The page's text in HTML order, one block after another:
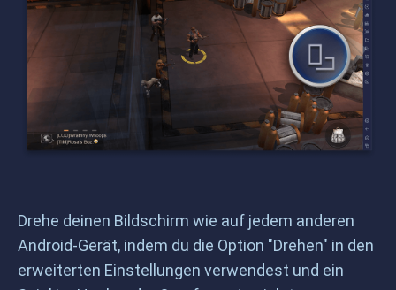
Drehe deinen Bildschirm wie auf jedem anderen
Android-Gerät, indem du die Option "Drehen" in den
erweiterten Einstellungen verwendest und ein